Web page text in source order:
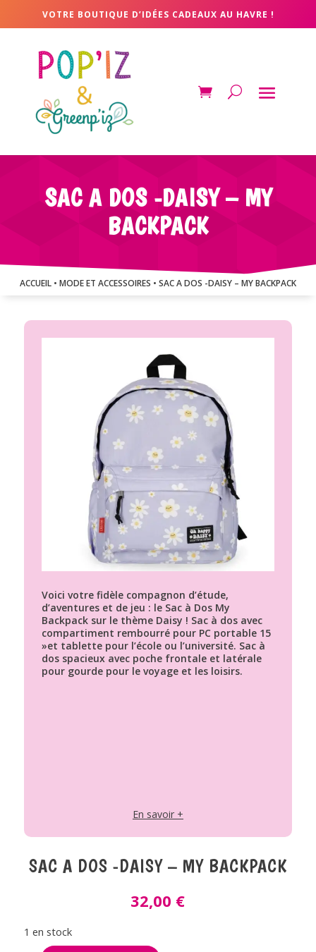
VOTRE BOUTIQUE D’IDÉES CADEAUX AU HAVRE !
SAC A DOS -DAISY – MY
BACKPACK
ACCUEIL • MODE ET ACCESSOIRES • SAC A DOS -DAISY – MY BACKPACK
Voici votre fidèle compagnon d’étude,
d’aventures et de jeu : le Sac à Dos My
Backpack sur le thème Daisy ! Sac à dos avec
compartiment rembourré pour PC portable 15
»et tablette pour l’école ou l’université. Sac à
dos spacieux avec poche frontale et latérale
pour gourde pour le voyage et les loisirs.
En savoir +
SAC A DOS -DAISY – MY BACKPACK
32,00 €
1 en stock